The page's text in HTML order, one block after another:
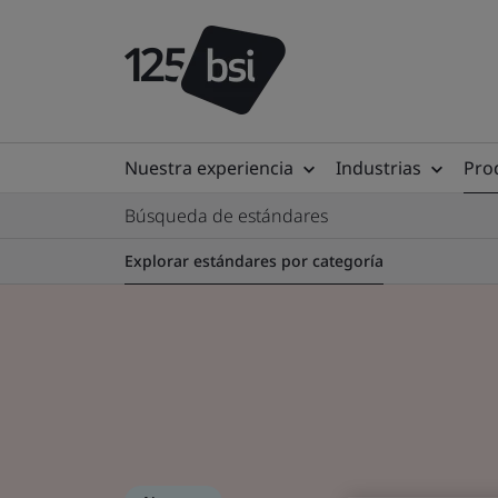
Nuestra experiencia Industrias
Búsqueda de estándares
Explorar estándares por categoría